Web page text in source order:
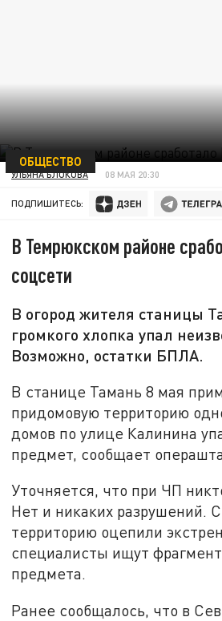
ОБЩЕСТВО
УЛЬЯНА БЛОКОВА 08 МАЯ 20:30
ПОДПИШИТЕСЬ:
В Темрюкском районе
соцсети
В огород жителя станицы
громкого хлопка упал
Возможно, остатки БПЛА.
В станице Тамань 8 мая
придомовую территорию
домов по улице Калинина
предмет, сообщает
Уточняется, что при ЧП
Нет и никаких разрушений.
территорию оцепили
специалисты ищут
предмета.
Ранее сообщалось, что в